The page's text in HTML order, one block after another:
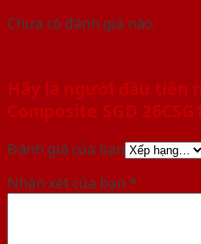
Chưa có đánh giá nào.
Hãy là người đầu tiên
Composite SGD
Đánh giá của bạn
Nhận xét của bạn *